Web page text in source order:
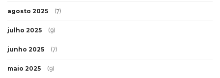
agosto 2025 (7)
julho 2025 (9)
junho 2025 (7)
maio 2025 (9)